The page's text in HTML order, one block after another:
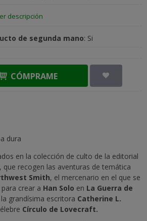
descripción
de segunda mano: Si
CÓMPRAME
dura
en la colección de culto de la editorial
, que recogen las aventuras de temática
Smith, el mercenario en el que se
para crear a Han Solo en La Guerra de
grandísima escritora Catherine L.
Círculo de Lovecraft.